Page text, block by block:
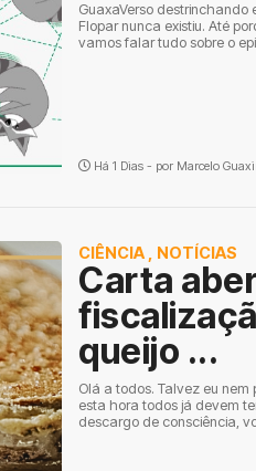
GuaxaVerso destrinchando
Flopar nunca existiu. Até
vamos falar tudo sobre o
Há 1 Dias - por Marcelo
CIÊNCIA NOTÍCIAS
Carta
queijo ...
Olá a todos. Talvez eu nem
esta hora todos já devem
descargo de consciência,